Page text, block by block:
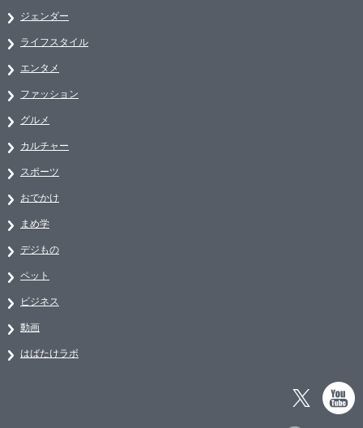
ジェンダー
ライフスタイル
エンタメ
ファッション
グルメ
カルチャー
スポーツ
おでかけ
まめ学
デジもの
ペット
ビジネス
動画
はばたけラボ